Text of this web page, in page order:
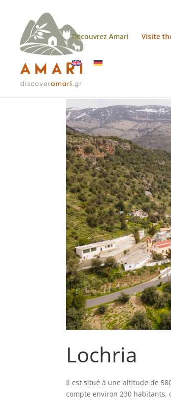
Découvrez Amari Visite
Lochria
Il est situé à une altitude de
compte environ 230 habitants,